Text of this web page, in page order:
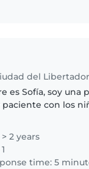
es Sofía, soy una
paciente con los
2 years
time: 5